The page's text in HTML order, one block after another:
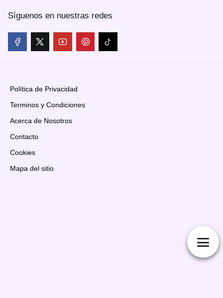
Síguenos en nuestras redes
Política de Privacidad
Terminos y Condiciones
Acerca de Nosotros
Contacto
Cookies
Mapa del sitio